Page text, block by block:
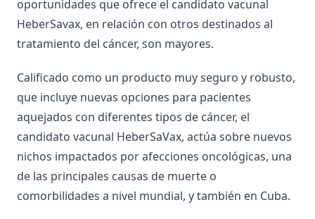
oportunidades que ofrece el candidato vacunal
HeberSavax, en relación con otros destinados al
tratamiento del cáncer, son mayores.
Calificado como un producto muy seguro y robusto,
que incluye nuevas opciones para pacientes
aquejados con diferentes tipos de cáncer, el
candidato vacunal HeberSaVax, actúa sobre nuevos
nichos impactados por afecciones oncológicas, una
de las principales causas de muerte o
comorbilidades a nivel mundial, y también en Cuba.